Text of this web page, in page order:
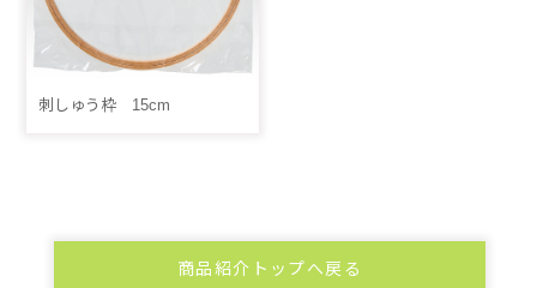
刺しゅう枠 15cm
商品紹介トップへ戻る